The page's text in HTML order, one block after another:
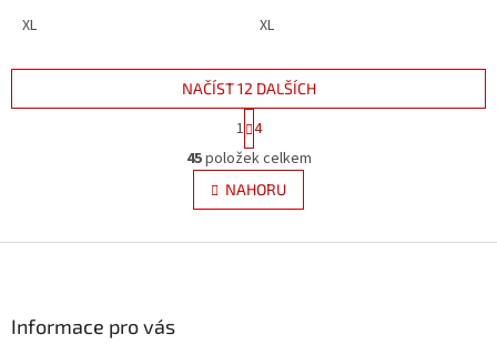
XL XL
O
v
l
á
NAČÍST 12 DALŠÍCH
t
r
á
n
k
v
1 4
45položek celkem
NAHORU
Informace pro vás